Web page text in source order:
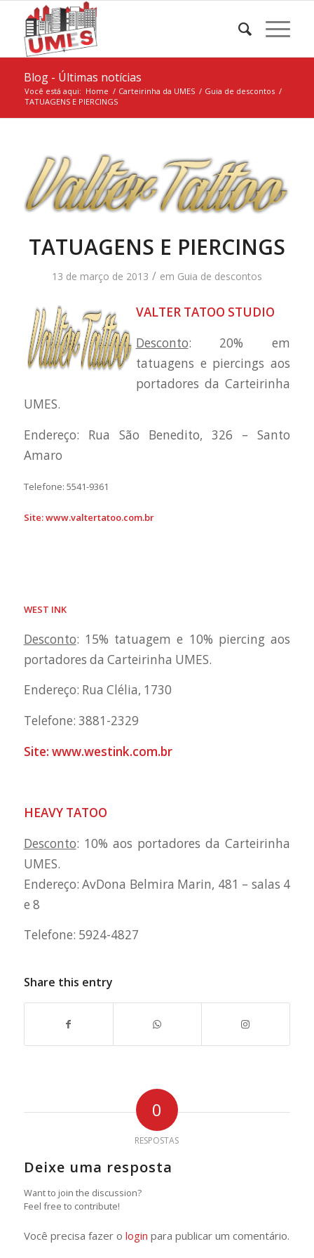
Blog - Últimas notícias
Você está aqui: Home / Carteirinha da UMES / Guia de descontos /
TATUAGENS E PIERCINGS
TATUAGENS E PIERCINGS
13 de março de 2013 / em Guia de descontos
VALTER TATOO STUDIO
Desconto: 20% em
tatuagens e piercings aos
portadores da Carteirinha
UMES.
Endereço: Rua São Benedito, 326 – Santo
Amaro
Telefone: 5541-9361
Site:www.valtertatoo.com.br
WEST INK
Desconto: 15% tatuagem e 10% piercing aos
portadores da Carteirinha UMES.
Endereço: Rua Clélia, 1730
Telefone: 3881-2329
Site: www.westink.com.br
HEAVY TATOO
Desconto: 10% aos portadores da Carteirinha
UMES.
Endereço: AvDona Belmira Marin, 481 – salas 4
e 8
Telefone: 5924-4827
Share this entry
0
RESPOSTAS
Deixe uma resposta
Want to join the discussion?
Feel free to contribute!
Você precisa fazer o login para publicar um comentário.